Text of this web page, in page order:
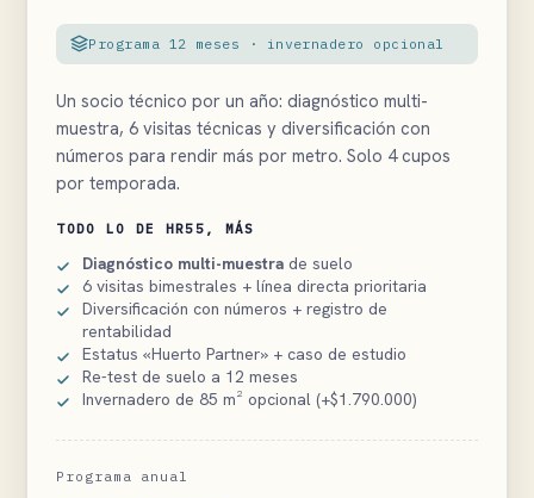
Programa 12 meses · invernadero opcional
Un socio técnico por un año: diagnóstico multi-
muestra, 6 visitas técnicas y diversificación con
números para rendir más por metro. Solo 4 cupos
por temporada.
TODO LO DE HR55, MÁS
Diagnóstico multi-muestra de suelo
6 visitas bimestrales + línea directa prioritaria
Diversificación con números + registro de
rentabilidad
Estatus «Huerto Partner» + caso de estudio
Re-test de suelo a 12 meses
Invernadero de 85 m² opcional (+$1.790.000)
Programa anual